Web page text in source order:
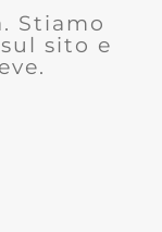
Stiamo
sito e